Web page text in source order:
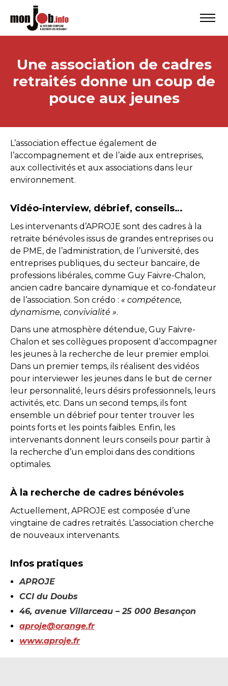
Une association de cadres
retraités donne un coup de
pouce aux jeunes
L’association effectue également de
l’accompagnement et de l’aide aux entreprises,
aux collectivités et aux associations dans leur
environnement.
Vidéo-interview, débrief, conseils…
Les intervenants d’APROJE sont des cadres à la
retraite bénévoles issus de grandes entreprises ou
de PME, de l’administration, de l’université, des
entreprises publiques, du secteur bancaire, de
professions libérales, comme Guy Faivre-Chalon,
ancien cadre bancaire dynamique et co-fondateur
de l’association. Son crédo : « compétence,
dynamisme, convivialité ».
Dans une atmosphère détendue, Guy Faivre-
Chalon et ses collègues proposent d’accompagner
les jeunes à la recherche de leur premier emploi.
Dans un premier temps, ils réalisent des vidéos
pour interviewer les jeunes dans le but de cerner
leur personnalité, leurs désirs professionnels, leurs
activités, etc. Dans un second temps, ils font
ensemble un débrief pour tenter trouver les
points forts et les points faibles. Enfin, les
intervenants donnent leurs conseils pour partir à
la recherche d’un emploi dans des conditions
optimales.
À la recherche de cadres bénévoles
Actuellement, APROJE est composée d’une
vingtaine de cadres retraités. L’association cherche
de nouveaux intervenants.
Infos pratiques
APROJE
CCI du Doubs
46, avenue Villarceau – 25 000 Besançon
aproje@orange.fr
www.aproje.fr